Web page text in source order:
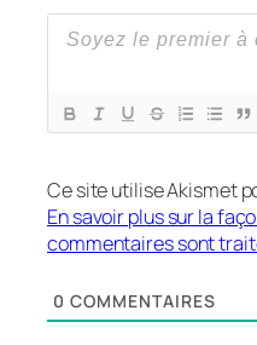
Ce site utilise Akismet
En savoir plus sur la
commentaires sont
0 COMMENTAIRES